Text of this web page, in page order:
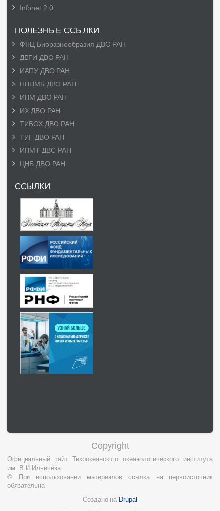
Infonet 2.0
ПОЛЕЗНЫЕ ССЫЛКИ
ФНЦ Биоразнообразия ДВО РАН
ДВГИ ДВО РАН
ИАПУ ДВО РАН
ННЦМБ ДВО РАН
ИПМ ДВО РАН
ИХ ДВО РАН
ТИБОХ ДВО РАН
ТИГ ДВО РАН
ИПМТ ДВО РАН
ЦНБ ДВО РАН
ССЫЛКИ
Copyright
Официальный сайт Тихоокеанского океанологического института
им. В.И.Ильичёва
© При использовании материалов ссылка на первоисточник
обязательна
Создано на Drupal